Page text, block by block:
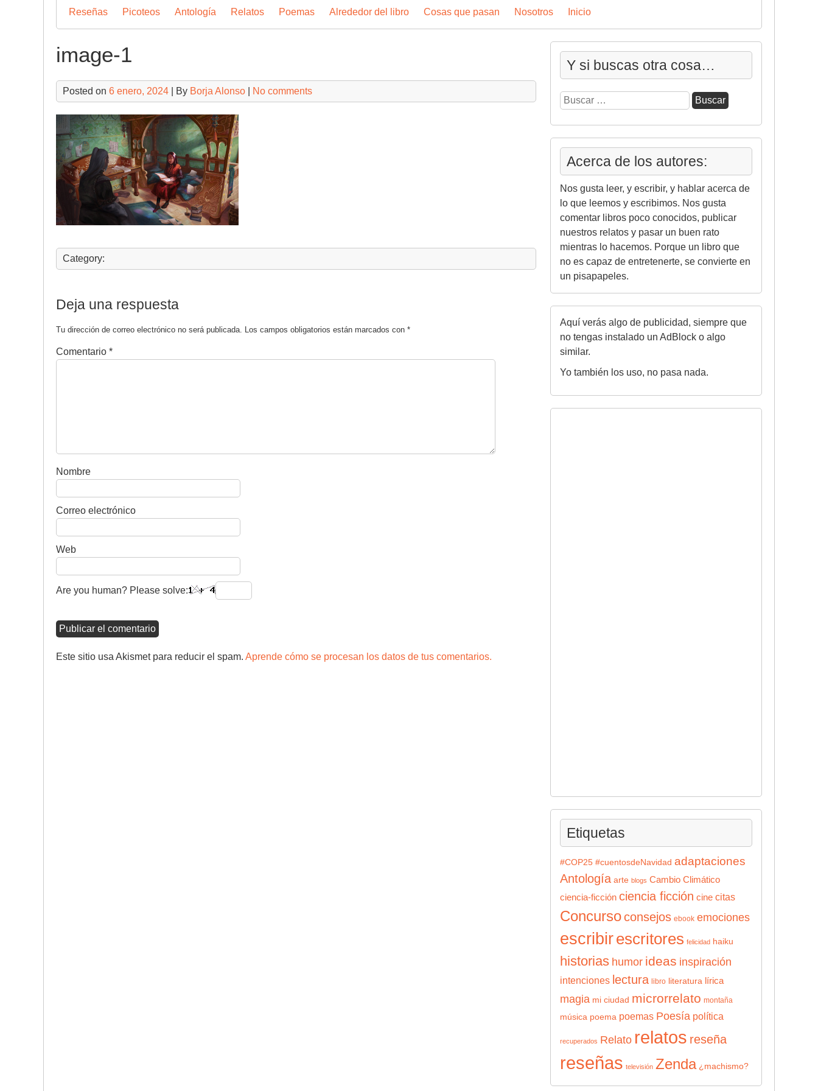
Reseñas Picoteos Antología Relatos Poemas Alrededor del libro Cosas que pasan Nosotros Inicio
image-1
Posted on 6 enero, 2024 | By Borja Alonso No comments
Category:
Deja una respuesta
Tu dirección de correo electrónico no será publicada. Los campos obligatorios están marcados con *
Comentario *
Nombre
Correo electrónico
Web
Are you human? Please solve:
Este sitio usa Akismet para reducir el spam. Aprende cómo se procesan los datos de tus comentarios.
Y si buscas otra cosa…
Buscar:
Acerca de los autores:
Nos gusta leer, y escribir, y hablar acerca de
lo que leemos y escribimos. Nos gusta
comentar libros poco conocidos, publicar
nuestros relatos y pasar un buen rato
mientras lo hacemos. Porque un libro que
no es capaz de entretenerte, se convierte en
un pisapapeles.
Aquí verás algo de publicidad, siempre que
no tengas instalado un AdBlock o algo
similar.
Yo también los uso, no pasa nada.
Etiquetas
#COP25 #cuentosdeNavidad adaptaciones
Antología arte blogs Cambio Climático
ciencia-ficción ciencia ficción cine citas
Concursoconsejos ebook emociones
escribirescritores felicidad haiku
historias humor ideas inspiración
intenciones lectura libro literatura lírica
magia mi ciudad microrrelato montaña
música poema poemas Poesía política
recuperados Relato relatos reseña
reseñas televisión Zenda ¿machismo?